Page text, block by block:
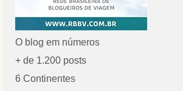
O blog em números
+ de 1.200 posts
6 Continentes